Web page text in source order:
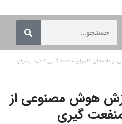
داده‌های کاربران منفعت گیری کند_خبرخوان
هوش مصنوعی از
گیری